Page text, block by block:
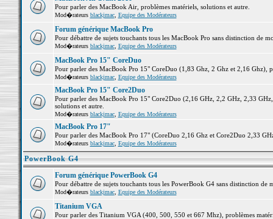
Pour parler des MacBook Air, problèmes matériels, solutions et autre.
Mod�rateurs blackjmac, Equipe des Modérateurs
Forum générique MacBook Pro
Pour débattre de sujets touchants tous les MacBook Pro sans distinction de
Mod�rateurs blackjmac, Equipe des Modérateurs
MacBook Pro 15" CoreDuo
Pour parler des MacBook Pro 15" CoreDuo (1,83 Ghz, 2 Ghz et 2,16 Ghz),
Mod�rateurs blackjmac, Equipe des Modérateurs
MacBook Pro 15" Core2Duo
Pour parler des MacBook Pro 15" Core2Duo (2,16 GHz, 2,2 GHz, 2,33
solutions et autre.
Mod�rateurs blackjmac, Equipe des Modérateurs
MacBook Pro 17"
Pour parler des MacBook Pro 17" (CoreDuo 2,16 Ghz et Core2Duo 2,33
Mod�rateurs blackjmac, Equipe des Modérateurs
PowerBook G4
Forum générique PowerBook G4
Pour débattre de sujets touchants tous les PowerBook G4 sans distinction de
Mod�rateurs blackjmac, Equipe des Modérateurs
Titanium VGA
Pour parler des Titanium VGA (400, 500, 550 et 667 Mhz), problèmes